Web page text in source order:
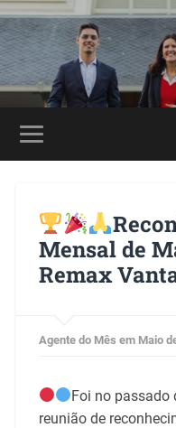
Mensal de
Remax
Agente do Mês em Maio
Foi no passado
reunião de